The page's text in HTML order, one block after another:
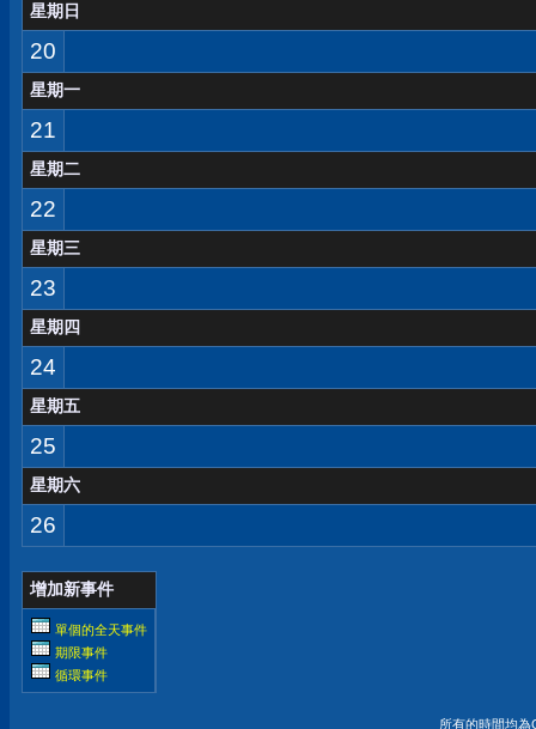
星期日
20
星期一
21
星期二
22
星期三
23
星期四
24
星期五
25
星期六
26
增加新事件
單個的全天事件
期限事件
循環事件
所有的時間均為